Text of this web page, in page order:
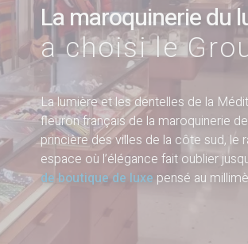
La maroquinerie du
a choisi le
La lumière et les dentelles de la
fleuron français de la maroquinerie
princière des villes de la côte sud, le
espace où l’élégance fait oublier
de boutique de luxe pensé au